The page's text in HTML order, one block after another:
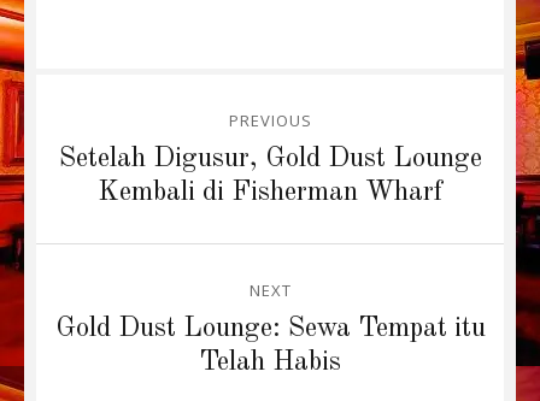
navigation
PREVIOUS
Previous
Setelah Digusur, Gold Dust Lounge
Kembali di Fisherman Wharf
NEXT
Next
Gold Dust Lounge: Sewa Tempat itu
Telah Habis